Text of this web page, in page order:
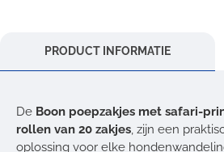
PRODUCT INFORMATIE
De Boon poepzakjes met safari-
rollen van 20 zakjes, zijn een
oplossing voor elke